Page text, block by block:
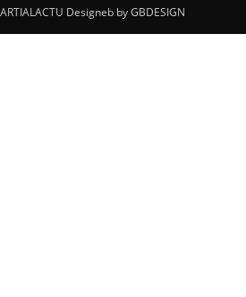
Designeb by GBDESIGN